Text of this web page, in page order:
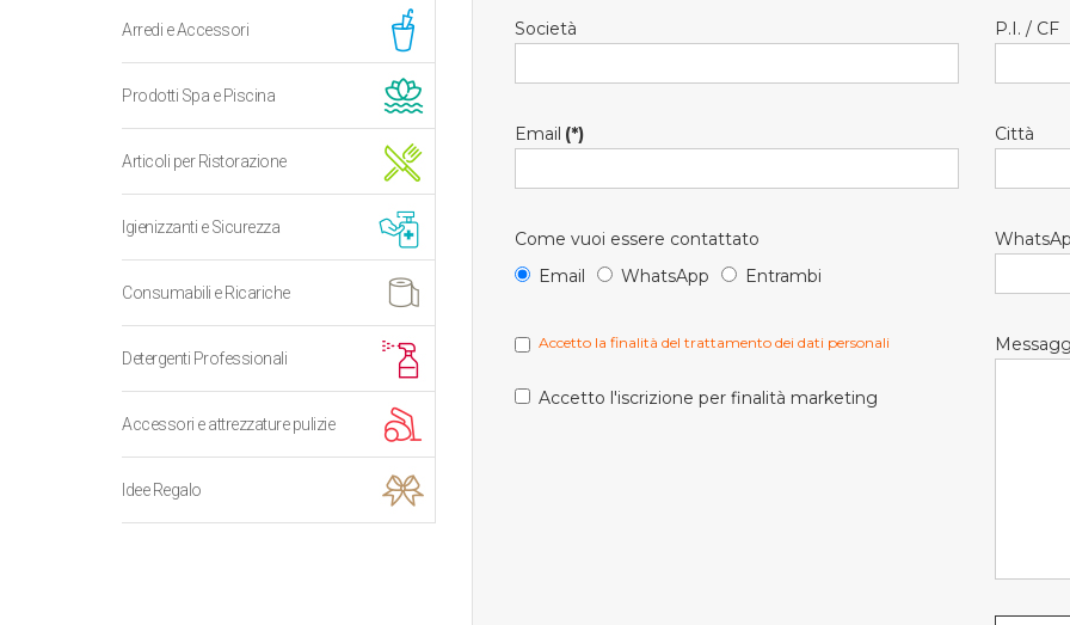
Arredi e Accessori
Prodotti Spa e Piscina
Articoli per Ristorazione
Igienizzanti e Sicurezza
Consumabili e Ricariche
Detergenti Professionali
Accessori e attrezzature pulizie
Idee Regalo
Società P.I. / CF
Email (*) Città
Come vuoi essere contattato
Email
WhatsApp Entrambi
Accetto la finalità del trattamento dei dati personali
Accetto l'iscrizione per finalità marketing